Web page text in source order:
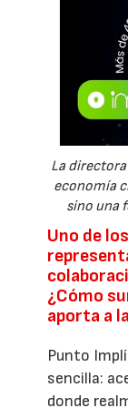
La directora
economía
sino una
Uno de
¿Cómo
aporta a
Punto
sencilla:
donde